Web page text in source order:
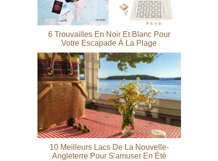
6 Trouvailles En Noir Et Blanc Pour
Votre Escapade À La Plage
10 Meilleurs Lacs De La Nouvelle-
Angleterre Pour S'amuser En Été